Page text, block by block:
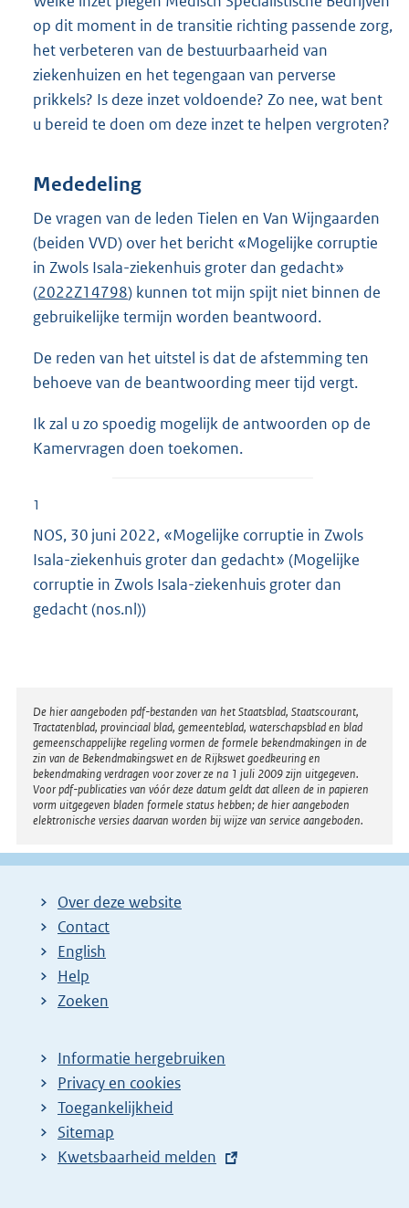
op dit moment in de transitie richting passende zorg,
het verbeteren van de bestuurbaarheid van
ziekenhuizen en het tegengaan van perverse
prikkels? Is deze inzet voldoende? Zo nee, wat bent
u bereid te doen om deze inzet te helpen vergroten?
Mededeling
De vragen van de leden Tielen en Van Wijngaarden
(beiden VVD) over het bericht «Mogelijke corruptie
in Zwols Isala-ziekenhuis groter dan gedacht»
(2022Z14798) kunnen tot mijn spijt niet binnen de
gebruikelijke termijn worden beantwoord.
De reden van het uitstel is dat de afstemming ten
behoeve van de beantwoording meer tijd vergt.
Ik zal u zo spoedig mogelijk de antwoorden op de
Kamervragen doen toekomen.
1
NOS, 30 juni 2022, «Mogelijke corruptie in Zwols
Isala-ziekenhuis groter dan gedacht» (Mogelijke
corruptie in Zwols Isala-ziekenhuis groter dan
gedacht (nos.nl))
Disclaimer
De hier aangeboden pdf-bestanden van het Staatsblad, Staatscourant,
Tractatenblad, provinciaal blad, gemeenteblad, waterschapsblad en blad
gemeenschappelijke regeling vormen de formele bekendmakingen in de
zin van de Bekendmakingswet en de Rijkswet goedkeuring en
bekendmaking verdragen voor zover ze na 1 juli 2009 zijn uitgegeven.
Voor pdf-publicaties van vóór deze datum geldt dat alleen de in papieren
vorm uitgegeven bladen formele status hebben; de hier aangeboden
elektronische versies daarvan worden bij wijze van service aangeboden.
Over deze website
Contact
English
Help
Zoeken
Informatie hergebruiken
Privacy en cookies
Toegankelijkheid
Sitemap
E
Kwetsbaarheid melden